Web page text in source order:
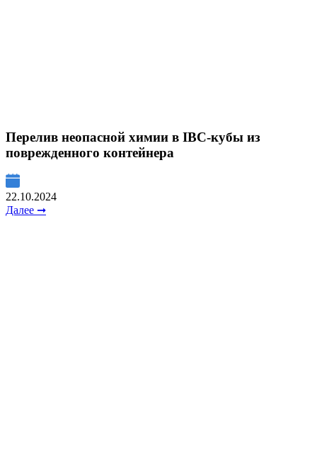
Перелив неопасной химии в IBC-кубы из
поврежденного контейнера
22.10.2024
Далее ➞